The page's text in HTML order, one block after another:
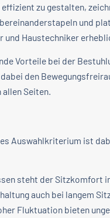
zu gestalten,
und
Haustechniker
Vorteile bei der
den
Seiten.
Auswahlkriterium ist
steht der Sitzkomfort
auch bei langem
Fluktuation bieten